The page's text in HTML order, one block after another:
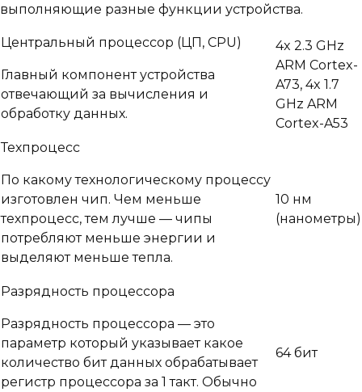
выполняющие разные функции устройства.
Центральный процессор (ЦП, CPU)
Главный компонент устройства
отвечающий за вычисления и
обработку данных.
4x 2.3 GHz
ARM Cortex-
A73, 4x 1.7
GHz ARM
Cortex-A53
Техпроцесс
По какому технологическому процессу
изготовлен чип. Чем меньше
техпроцесс, тем лучше — чипы
потребляют меньше энергии и
выделяют меньше тепла.
10 нм
(нанометры)
Разрядность процессора
Разрядность процессора — это
параметр который указывает какое
количество бит данных обрабатывает
регистр процессора за 1 такт. Обычно
64 бит